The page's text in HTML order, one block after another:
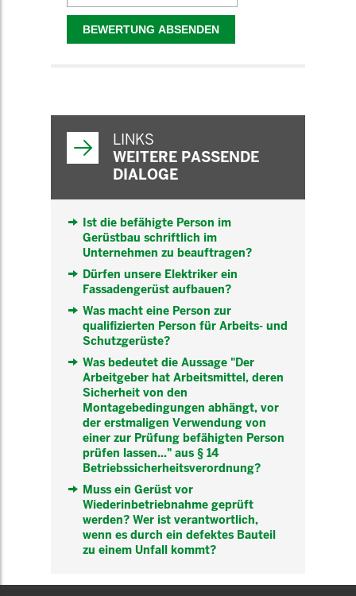
LINKS
WEITERE PASSENDE
DIALOGE
Ist die befähigte Person im
Gerüstbau schriftlich im
Unternehmen zu beauftragen?
Dürfen unsere Elektriker ein
Fassadengerüst aufbauen?
Was macht eine Person zur
qualifizierten Person für Arbeits- und
Schutzgerüste?
Was bedeutet die Aussage "Der
Arbeitgeber hat Arbeitsmittel, deren
Sicherheit von den
Montagebedingungen abhängt, vor
der erstmaligen Verwendung von
einer zur Prüfung befähigten Person
prüfen lassen..." aus § 14
Betriebssicherheitsverordnung?
Muss ein Gerüst vor
Wiederinbetriebnahme geprüft
werden? Wer ist verantwortlich,
wenn es durch ein defektes Bauteil
zu einem Unfall kommt?